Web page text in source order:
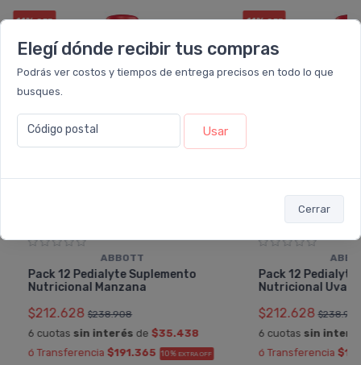
Elegí dónde recibir tus compras
Podrás ver costos y tiempos de entrega precisos en todo lo que
busques.
Código postal Usar
Cerrar
11%OFF
ABBOTT
Pack 12 Pedialyte Suplemento
Nutricional Manzana
$212.628 $238.908
6 cuotas sin interés de $35.438
ó Transferencia $191.365 10% EXTRA OFF
11%OFF
Pack 12
Nutricional Uva
$212.628
6 cuotas sin
ó Transferencia